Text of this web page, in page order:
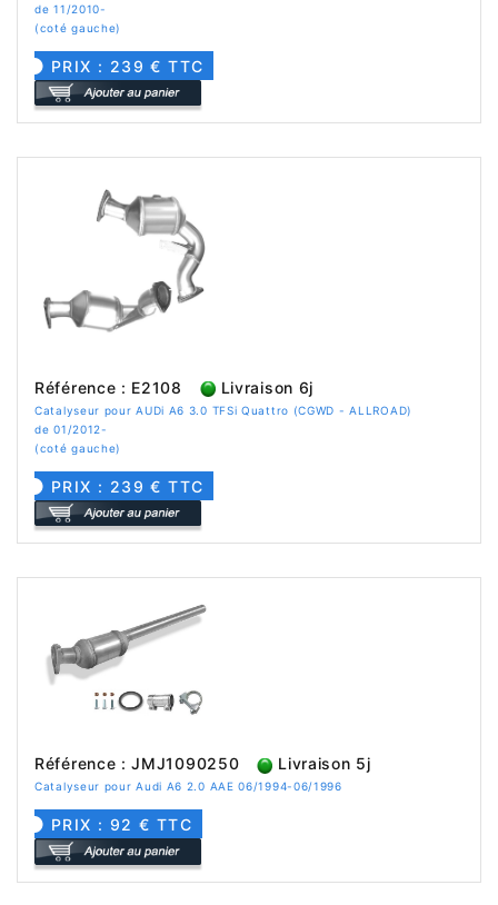
de 11/2010-
(coté gauche)
PRIX : 239 € TTC
Référence : E2108 Livraison 6j
Catalyseur pour AUDi A6 3.0 TFSi Quattro (CGWD - ALLROAD)
de 01/2012-
(coté gauche)
PRIX : 239 € TTC
Référence : JMJ1090250 Livraison 5j
Catalyseur pour Audi A6 2.0 AAE 06/1994-06/1996
PRIX : 92 € TTC